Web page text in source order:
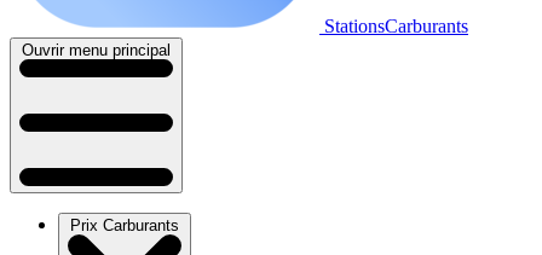
StationsCarburants
Ouvrir menu principal
Prix Carburants